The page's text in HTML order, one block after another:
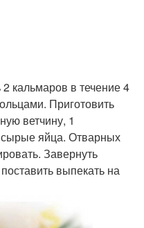
2 кальмаров в течение 4
Приготовить
ветчину, 1
сырые яйца. Отварных
Завернуть
выпекать на